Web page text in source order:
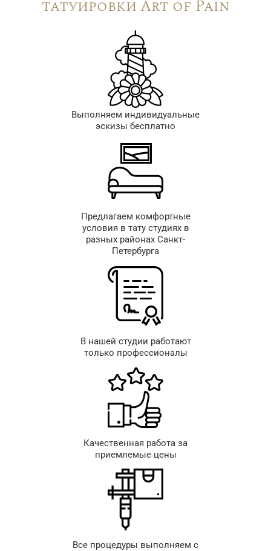
татуировки Art of Pain
Выполняем индивидуальные
эскизы бесплатно
Предлагаем комфортные
условия в тату студиях в
разных районах Санкт-
Петербурга
В нашей студии работают
только профессионалы
Качественная работа за
приемлемые цены
Все процедуры выполняем с